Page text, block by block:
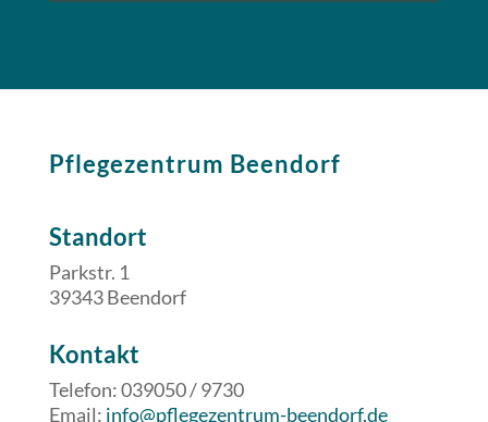
Pflegezentrum Beendorf
Standort
Parkstr. 1
39343 Beendorf
​​Kontakt
Telefon: 039050 / 9730
Email: info@pflegezentrum-beendorf.de